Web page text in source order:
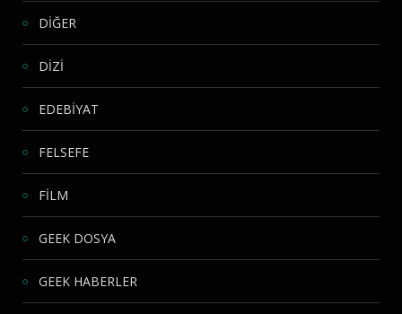
DİĞER
DİZİ
EDEBİYAT
FELSEFE
FİLM
GEEK DOSYA
GEEK HABERLER